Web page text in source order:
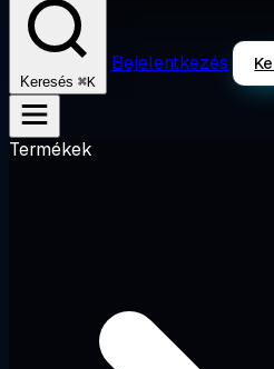
Keresés ⌘K
Bejelentkezés
Termékek